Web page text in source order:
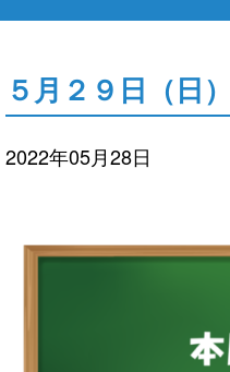
５月２９日（日
2022年05月28日